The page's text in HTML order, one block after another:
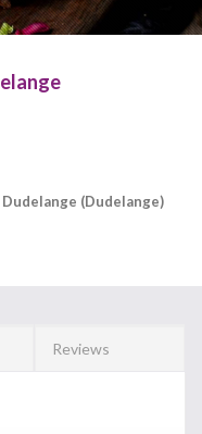
(Dudelange)
Reviews